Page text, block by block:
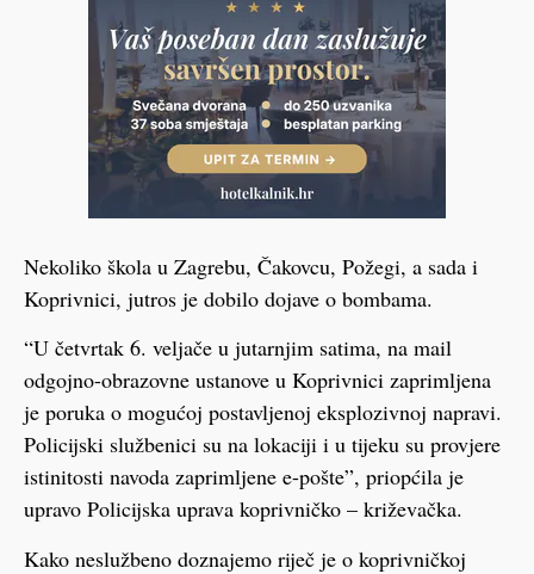
Nekoliko škola u Zagrebu, Čakovcu, Požegi, a sada i
Koprivnici, jutros je dobilo dojave o bombama.
“U četvrtak 6. veljače u jutarnjim satima, na mail
odgojno-obrazovne ustanove u Koprivnici zaprimljena
je poruka o mogućoj postavljenoj eksplozivnoj napravi.
Policijski službenici su na lokaciji i u tijeku su provjere
istinitosti navoda zaprimljene e-pošte”, priopćila je
upravo Policijska uprava koprivničko – križevačka.
Kako neslužbeno doznajemo riječ je o koprivničkoj